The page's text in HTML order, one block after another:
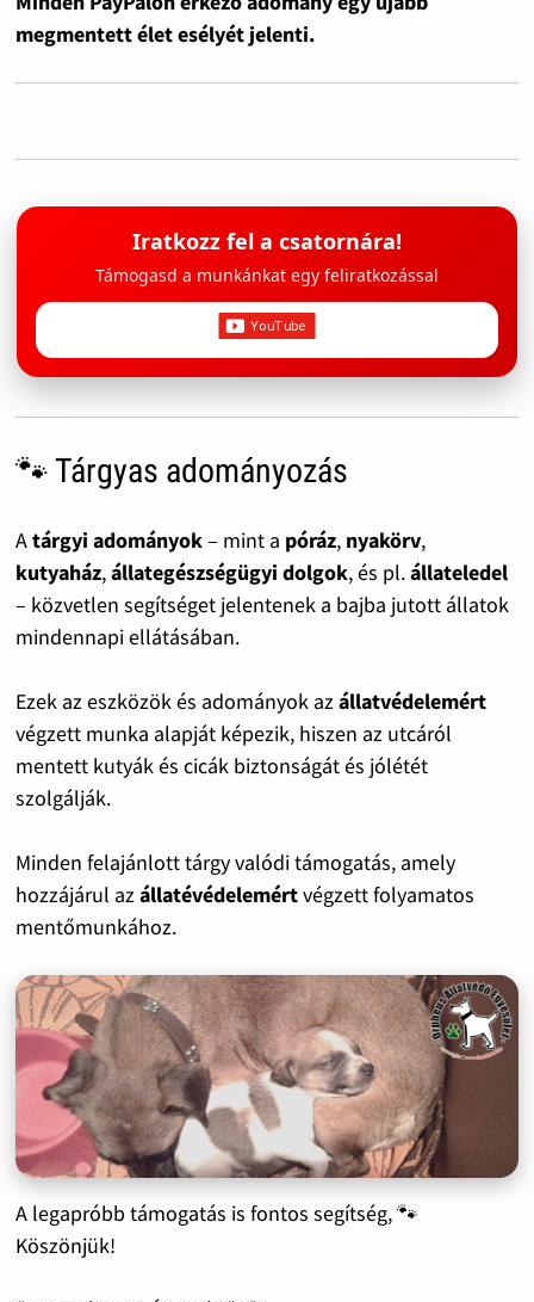
megmentett élet esélyét jelenti.
Iratkozz fel a csatornára!
Támogasd a munkánkat egy feliratkozással
🐾 Tárgyas adományozás
Atárgyi adományok– mint a póráz, nyakörv,
kutyaház,állategészségügyi dolgok, és pl.állateledel
– közvetlen segítséget jelentenek a bajba jutott állatok
mindennapi ellátásában.
Ezek az eszközök és adományok az állatvédelemért
végzett munka alapját képezik, hiszen az utcáról
mentett kutyák és cicák biztonságát és jólétét
szolgálják.
Minden felajánlott tárgy valódi támogatás, amely
hozzájárul az állatévédelemértvégzett folyamatos
mentőmunkához.
A legapróbb támogatás is fontos segítség, 🐾
Köszönjük!